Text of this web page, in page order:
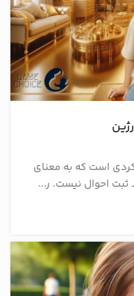
است که به معنای
ثبت احوال نیست. ر...